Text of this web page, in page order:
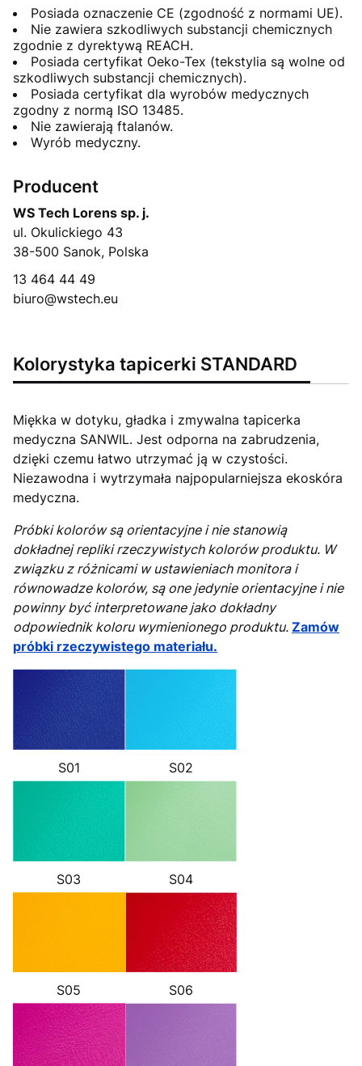
Posiada oznaczenie CE (zgodność z normami UE).
Nie zawiera szkodliwych substancji chemicznych
zgodnie z dyrektywą REACH.
Posiada certyfikat Oeko-Tex (tekstylia są wolne od
szkodliwych substancji chemicznych).
Posiada certyfikat dla wyrobów medycznych
zgodny z normą ISO 13485.
Nie zawierają ftalanów.
Wyrób medyczny.
Producent
WS Tech Lorens sp. j.
ul. Okulickiego 43
38-500 Sanok, Polska
13 464 44 49
biuro@wstech.eu
Kolorystyka tapicerki STANDARD
Miękka w dotyku, gładka i zmywalna tapicerka
medyczna SANWIL. Jest odporna na zabrudzenia,
dzięki czemu łatwo utrzymać ją w czystości.
Niezawodna i wytrzymała najpopularniejsza ekoskóra
medyczna.
Próbki kolorów są orientacyjne i nie stanowią
dokładnej repliki rzeczywistych kolorów produktu. W
związku z różnicami w ustawieniach monitora i
równowadze kolorów, są one jedynie orientacyjne i nie
powinny być interpretowane jako dokładny
odpowiednik koloru wymienionego produktu. Zamów
próbki rzeczywistego materiału.
S01 S02
S03 S04
S05 S06